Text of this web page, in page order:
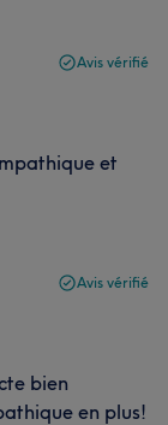
Avis vérifié
et
Avis vérifié
bien
en plus!